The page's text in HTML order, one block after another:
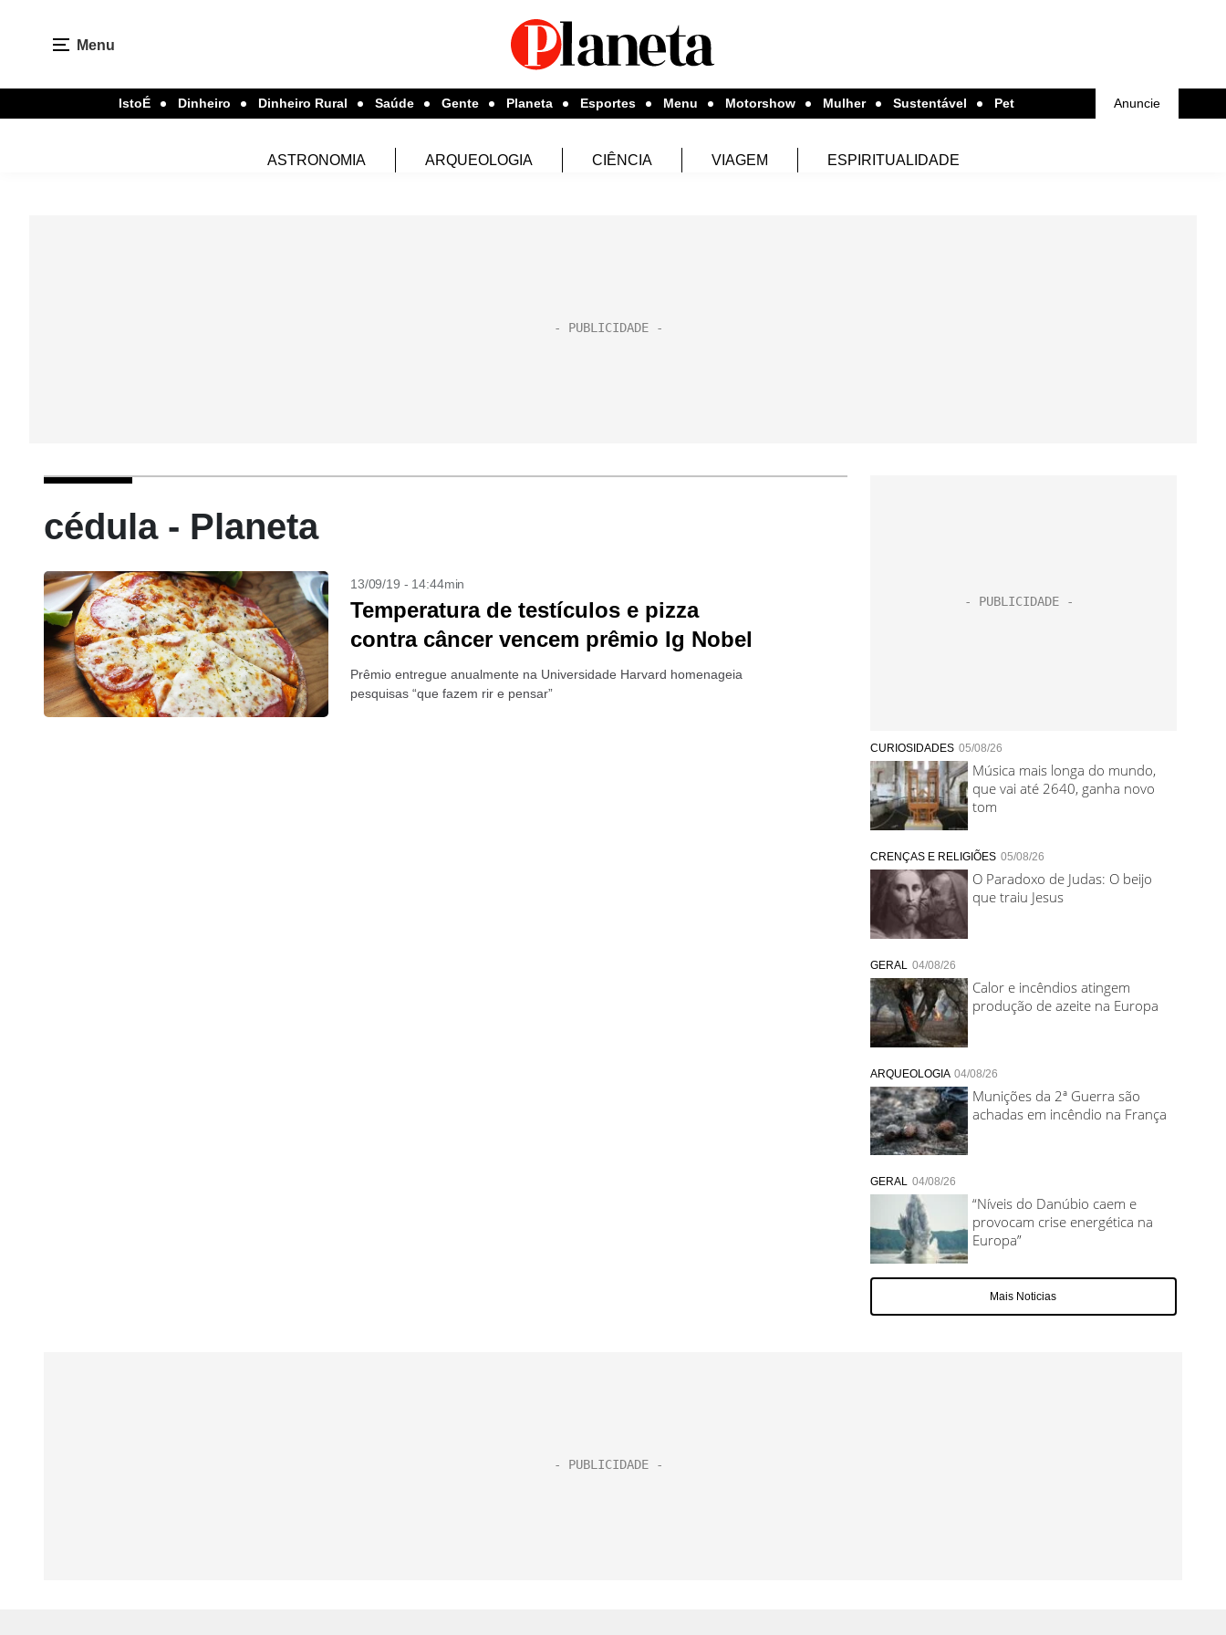
Menu
IstoÉ Dinheiro Dinheiro Rural Saúde Gente Planeta Esportes Menu Motorshow Mulher Sustentável Pet Anuncie
ASTRONOMIA ARQUEOLOGIA CIÊNCIA VIAGEM ESPIRITUALIDADE
cédula - Planeta
13/09/19 - 14:44min
Temperatura de testículos e pizza
contra câncer vencem prêmio Ig Nobel
Prêmio entregue anualmente na Universidade Harvard homenageia
pesquisas “que fazem rir e pensar”
CURIOSIDADES 05/08/26
Música mais longa do mundo,
que vai até 2640, ganha novo
tom
CRENÇAS E RELIGIÕES 05/08/26
O Paradoxo de Judas: O beijo
que traiu Jesus
GERAL 04/08/26
Calor e incêndios atingem
produção de azeite na Europa
ARQUEOLOGIA 04/08/26
Munições da 2ª Guerra são
achadas em incêndio na França
GERAL 04/08/26
“Níveis do Danúbio caem e
provocam crise energética na
Europa”
Mais Noticias